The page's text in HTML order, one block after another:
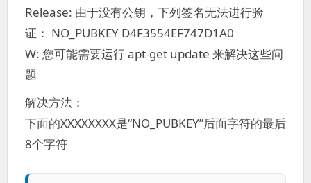
Release: 由于没有公钥，下列签名无法进行验
证： NO_PUBKEY D4F3554EF747D1A0
W: 您可能需要运行 apt-get update 来解决这些问
题
解决方法：
下面的XXXXXXXX是“NO_PUBKEY”后面字符的最后
8个字符